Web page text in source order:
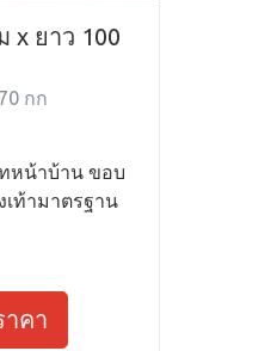
x ยาว 100
กก
หน้าบ้าน ขอบ
ท้ามาตรฐาน
คา